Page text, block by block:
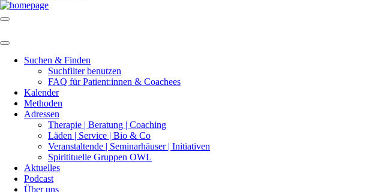
Suchen & Finden
Suchfilter benutzen
FAQ für Patient:innen & Coachees
Kalender
Methoden
Adressen
Therapie | Beratung | Coaching
Läden | Service | Bio & Co
Veranstaltende | Seminarhäuser | Initiativen
Spiritituelle Gruppen OWL
Aktuelles
Podcast
Über uns